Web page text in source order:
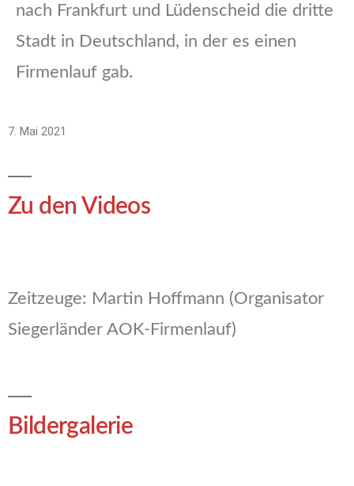
nach Frankfurt und Lüdenscheid die dritte
Stadt in Deutschland, in der es einen
Firmenlauf gab.
7. Mai 2021
Zu den Videos
Zeitzeuge: Martin Hoffmann (Organisator
Siegerländer AOK-Firmenlauf)
Bildergalerie